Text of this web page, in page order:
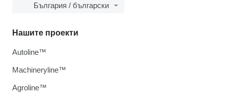
България / български
Нашите проекти
Autoline™
Machineryline™
Agroline™